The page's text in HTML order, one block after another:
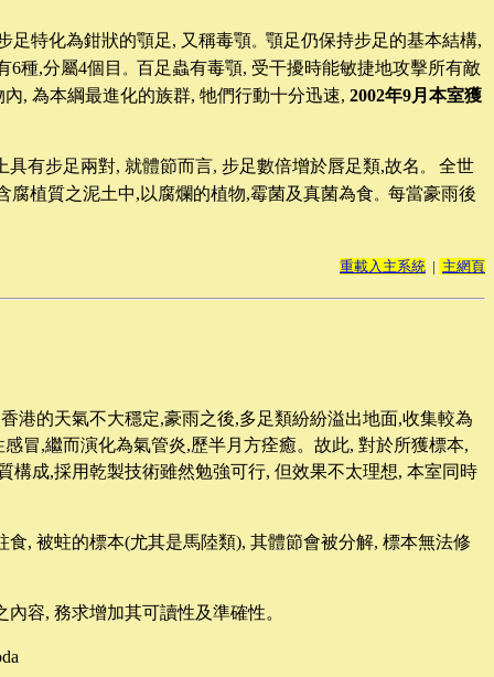
足特化為鉗狀的顎足, 又稱毒顎。 顎足仍保持步足的基本結構,
6種,分屬4個目 。 百足蟲有毒顎, 受干擾時能敏捷地攻擊所有敵
內, 為本綱最進化的族群, 牠們行動十分迅速, 2002年9月本室獲
具有步足兩對, 就體節而言, 步足數倍增於唇足類,故名 。
全世
腐植質之泥土中, 以腐爛的植物,霉菌及真菌為食。 每當豪雨後
重載入主系統 | 主網頁
港的天氣不大穩定,豪雨之後,多足類紛紛溢出地面,收集較為
冒,繼而演化為氣管炎,歷半月方痊癒。故此, 對於所獲標本,
成,採用乾製技術雖然勉強可行, 但效果不太理想, 本室同時
, 被蛀的標本(尤其是馬陸類), 其體節會被分解, 標本無法修
容, 務求增加其可讀性及準確性。